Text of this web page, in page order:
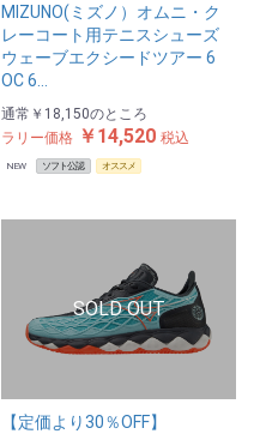
MIZUNO(ミズノ）オムニ・ク
レーコート用テニスシューズ
ウェーブエクシードツアー 6
OC 6…
通常 ￥18,150のところ
ラリー価格 ￥14,520 税込
NEW ソフト公認 オススメ
【定価より30％OFF】